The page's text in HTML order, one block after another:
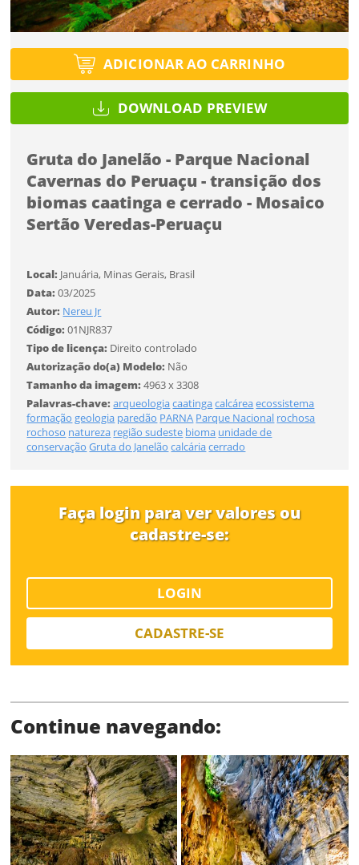
ADICIONAR AO CARRINHO
DOWNLOAD PREVIEW
Gruta do Janelão - Parque Nacional
Cavernas do Peruaçu - transição dos
biomas caatinga e cerrado - Mosaico
Sertão Veredas-Peruaçu
Local: Januária, Minas Gerais, Brasil
Data:03/2025
Autor: Nereu Jr
Código:01NJR837
Tipo de licença: Direito controlado
Autorização do(a) Modelo: Não
Tamanho da imagem:4963 x 3308
Palavras-chave:arqueologiacaatingacalcáreaecossistema
formação geologia paredão PARNA Parque Nacional rochosa
rochoso natureza região sudeste bioma unidade de
conservação Gruta do Janelão calcáriacerrado
Faça login para ver valores ou
cadastre-se:
LOGIN
CADASTRE-SE
Continue navegando:
Tipo de projeto
Selecione
Tamanho
Título do projeto
Tipo de projeto
Selecione
Utilização
Formato
Tamanho
FINALIZAR
CADASTRE-SE
ENTRAR
SALVAR
Desejo receber novidades sobre a Pulsar Imagens
Li e concordo com os
CADASTRAR
Já tem uma conta?
Tipo de download
Status
Selecione
Utilização
Tamanho